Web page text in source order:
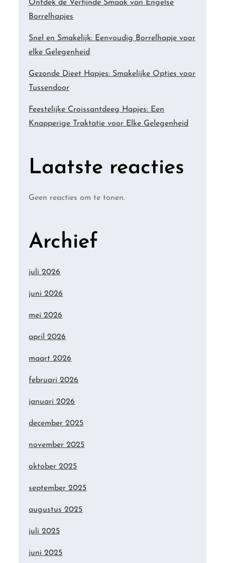
Ontdek de Verfijnde Smaak van Engelse
Borrelhapjes
Snel en Smakelijk: Eenvoudig Borrelhapje voor
elke Gelegenheid
Gezonde Dieet Hapjes: Smakelijke Opties voor
Tussendoor
Feestelijke Croissantdeeg Hapjes: Een
Knapperige Traktatie voor Elke Gelegenheid
Laatste reacties
Geen reacties om te tonen.
Archief
juli 2026
juni 2026
mei 2026
april 2026
maart 2026
februari 2026
januari 2026
december 2025
november 2025
oktober 2025
september 2025
augustus 2025
juli 2025
juni 2025